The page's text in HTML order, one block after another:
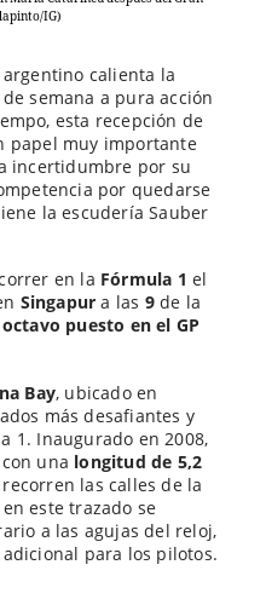
calienta la
semana a pura acción
esta recepción de
papel muy importante
incertidumbre por su
por quedarse
la escudería Sauber
en la Fórmula 1 el
Singapur a las 9de la
octavo puesto en el GP
Bay, ubicado en
más desafiantes y
1. Inaugurado en 2008,
una longitud de 5,2
las calles de la
este trazado se
a las agujas del reloj,
para los pilotos.